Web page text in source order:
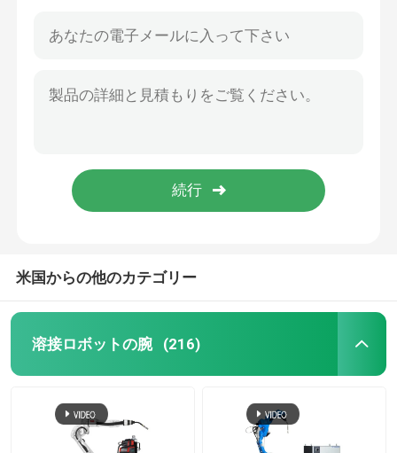
米国からの他のカテゴリー
溶接ロボットの腕 (216)